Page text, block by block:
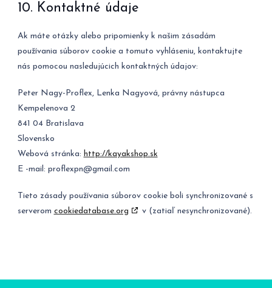
10. Kontaktné údaje
Ak máte otázky alebo pripomienky k našim zásadám
používania súborov cookie a tomuto vyhláseniu, kontaktujte
nás pomocou nasledujúcich kontaktných údajov:
Peter Nagy-Proflex, Lenka Nagyová, právny nástupca
Kempelenova 2
841 04 Bratislava
Slovensko
Webová stránka: http://kayakshop.sk
E -mail: proflexpn@gmail.com
Tieto zásady používania súborov cookie boli synchronizované s
serverom cookiedatabase.org v (zatiaľ nesynchronizované).